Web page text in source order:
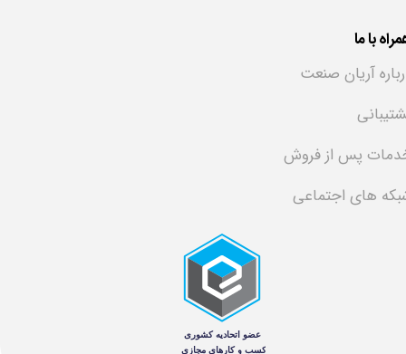
با ما
آریان صنعت
پس از فروش
های اجتماعی